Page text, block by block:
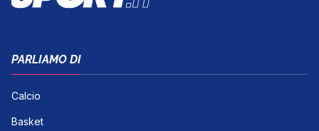
PARLIAMO DI
Calcio
Basket